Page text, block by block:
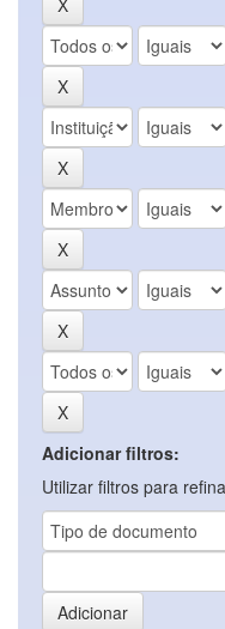
Adicionar filtros:
Utilizar filtros para